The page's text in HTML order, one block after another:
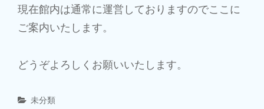
現在館内は通常に運営しておりますのでここに
ご案内いたします。
どうぞよろしくお願いいたします。
Categories
未分類
ー
シ
ョ